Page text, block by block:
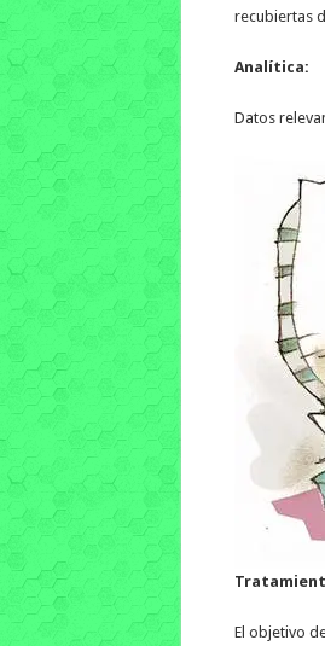
recubiertas
Analítica:
Datos
El objetivo